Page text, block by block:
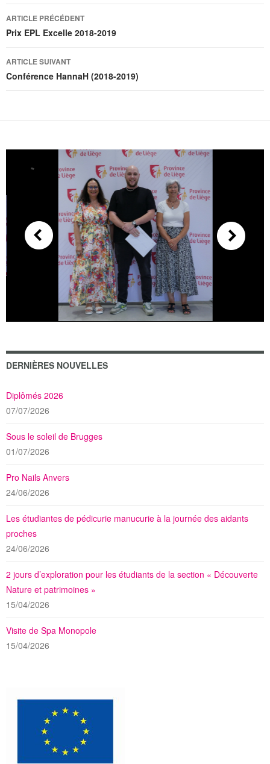
Navigation
des
articles
ARTICLE PRÉCÉDENT
Prix EPL Excelle 2018-2019
ARTICLE SUIVANT
Conférence HannaH (2018-2019)
DERNIÈRES NOUVELLES
Diplômés 2026
07/07/2026
Sous le soleil de Brugges
01/07/2026
Pro Nails Anvers
24/06/2026
Les étudiantes de pédicurie manucurie à la journée des aidants
proches
24/06/2026
2 jours d’exploration pour les étudiants de la section « Découverte
Nature et patrimoines »
15/04/2026
Visite de Spa Monopole
15/04/2026